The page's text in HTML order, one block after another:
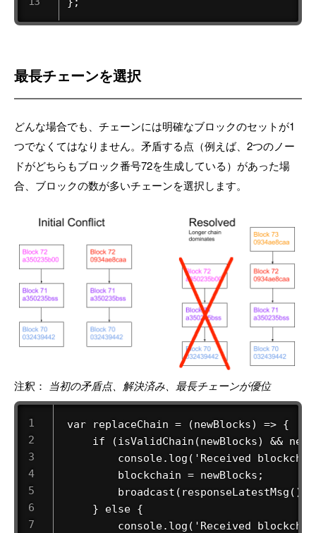
最長チェーンを選択
どんな場合でも、チェーンには明確なブロックのセットが1
つでなくてはなりません。矛盾する点（例えば、2つのノー
ドがどちらもブロック番号72を生成している）があった場
合、ブロックの数が多いチェーンを選択します。
注釈： 当初の矛盾点、解決済み、最長チェーンが優位
var replaceChain = (newBlocks) => {
if (isValidChain(newBlocks) &&
console.log('Received
         blockchain = newBlocks;
     } else {
console.log('Received